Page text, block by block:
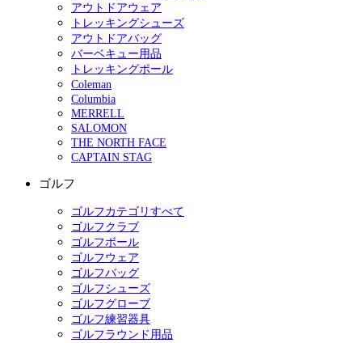
アウトドアウェア
トレッキングシューズ
アウトドアバッグ
バーベキュー用品
トレッキングポール
Coleman
Columbia
MERRELL
SALOMON
THE NORTH FACE
CAPTAIN STAG
ゴルフ
ゴルフカテゴリすべて
ゴルフクラブ
ゴルフボール
ゴルフウェア
ゴルフバッグ
ゴルフシューズ
ゴルフグローブ
ゴルフ練習器具
ゴルフラウンド用品